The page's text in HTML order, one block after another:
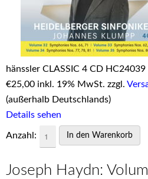
hänssler CLASSIC 4 CD HC24039
€25,00 inkl. 19% MwSt. zzgl.
(außerhalb Deutschlands)
Details sehen
Anzahl:
Joseph Haydn: